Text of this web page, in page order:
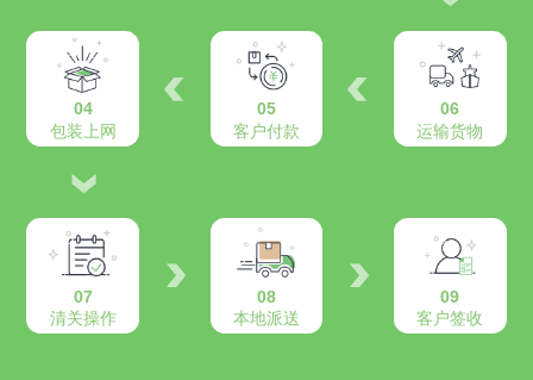
04
包装上网
05
客户付款
06
运输货物
07
清关操作
08
本地派送
09
客户签收